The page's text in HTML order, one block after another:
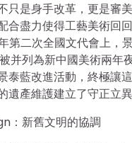
只是身手改革，更是審
合盡力使得工藝美術回
第二次全國文代會上，
并列為新中國美術兩年
泰藍改進活動，終極讓
遺產維護建立了守正立異
：新舊文明的協調